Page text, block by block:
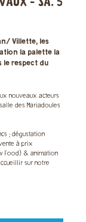
Villette, les
la palette la
le respect du
nouveaux acteurs
des Mariadoules
; dégustation
à prix
Food) & animation
sur notre